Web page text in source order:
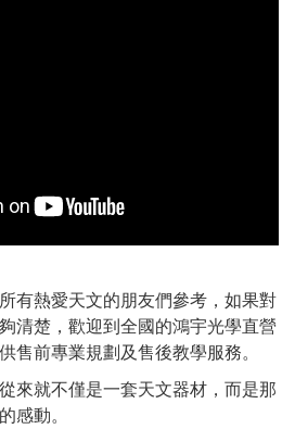
有熱愛天文的朋友們參考，如果對
清楚，歡迎到全國的鴻宇光學直營
售前專業規劃及售後教學服務。
來就不僅是一套天文器材，而是那
感動。